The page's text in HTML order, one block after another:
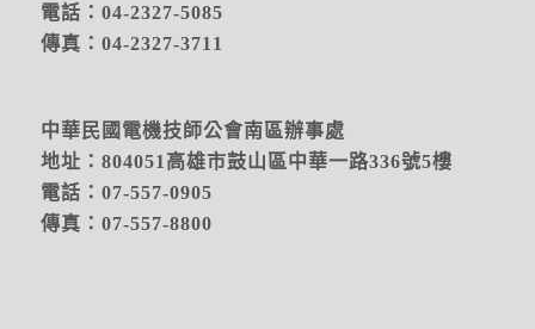
電話：04-2327-5085
傳真：04-2327-3711
中華民國電機技師公會南區辦事處
地址：804051高雄市鼓山區中華一路336號5樓
電話：07-557-0905
傳真：07-557-8800